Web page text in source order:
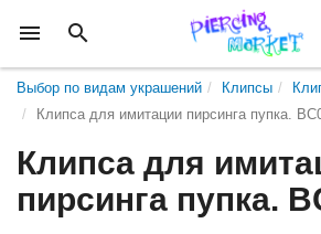
Выбор по видам украшений Клипсы
Клипса для имитации пирсинга пупка.
Клипса для
пирсинга пупка.